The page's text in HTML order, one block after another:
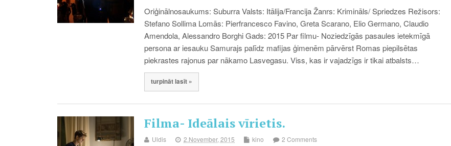
Oriģinālnosaukums: Suburra Valsts: Itālija/Francija Žanrs: Krimināls/ Spriedzes Režisors:
Stefano Sollima Lomās: Pierfrancesco Favino, Greta Scarano, Elio Germano, Claudio
Amendola, Alessandro Borghi Gads: 2015 Par filmu- Noziedzīgās pasaules ietekmīgā
persona ar iesauku Samurajs palīdz mafijas ģimenēm pārvērst Romas piepilsētas
piekrastes rajonus par nākamo Lasvegasu. Viss, kas ir vajadzīgs ir tikai atbalsts…
turpināt lasīt »
Filma- Ideālais vīrietis.
Uldis 2.November, 2015 kino 2 Comments